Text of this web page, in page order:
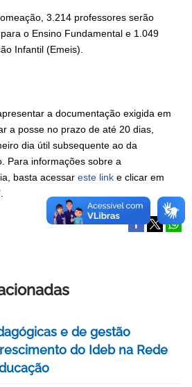
3.214 professores serão
o Ensino Fundamental e 1.049
Infantil (Emeis).
a documentação exigida em
a posse no prazo de até 20 dias,
dia útil subsequente ao da
Para informações sobre a
basta acessar este link e clicar em
e de gestão
do Ideb na Rede